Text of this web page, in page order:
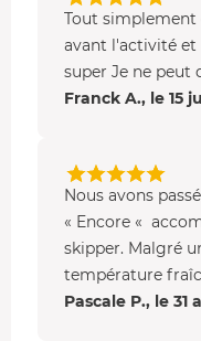
et remettez pied à
Votre voilier de
Vous aurez
sentiment de
très agréable. À ce
les sorties en bateau
Tout simplement
avant l'activité et
super Je ne peut
Franck A., le 15
Nous avons
« Encore «
skipper. Malgré
température
Pascale P., le 31